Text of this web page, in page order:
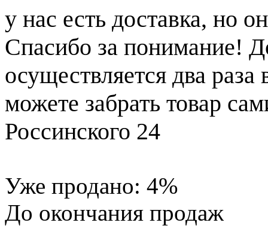
у нас есть доставка, но
Спасибо за понимание!
осуществляется два
можете забрать товар
Россинского 24
Уже продано: 4%
До окончания продаж